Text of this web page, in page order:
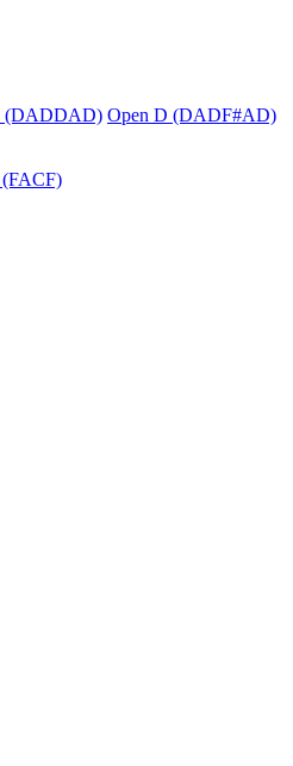
(DADDAD) Open D (DADF#AD)